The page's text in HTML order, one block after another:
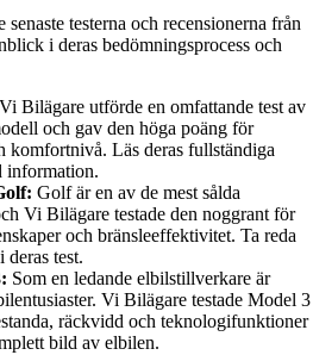
testerna och recensionerna från
i deras bedömningsprocess och
Vi Bilägare utförde en omfattande test av
och gav den höga poäng för
komfortnivå. Läs deras fullständiga
information.
Golf är en av de mest sålda
Vi Bilägare testade den noggrant för
och bränsleeffektivitet. Ta reda
deras test.
Som en ledande elbilstillverkare är
Vi Bilägare testade Model 3
räckvidd och teknologifunktioner
bild av elbilen.